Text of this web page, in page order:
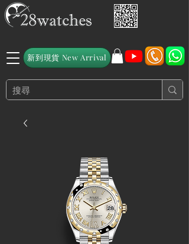
新到現貨 New Arrival